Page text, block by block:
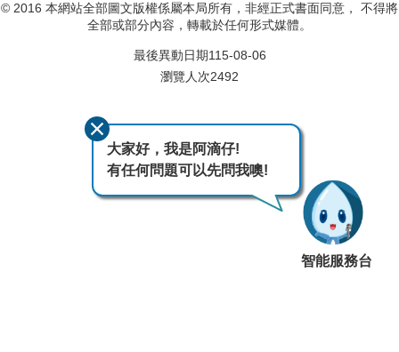
© 2016 本網站全部圖文版權係屬本局所有，非經正式書面同意， 不得將
全部或部分內容，轉載於任何形式媒體。
最後異動日期115-08-06
瀏覽人次2492
大家好，我是阿滴仔!
有任何問題可以先問我噢!
智能服務台